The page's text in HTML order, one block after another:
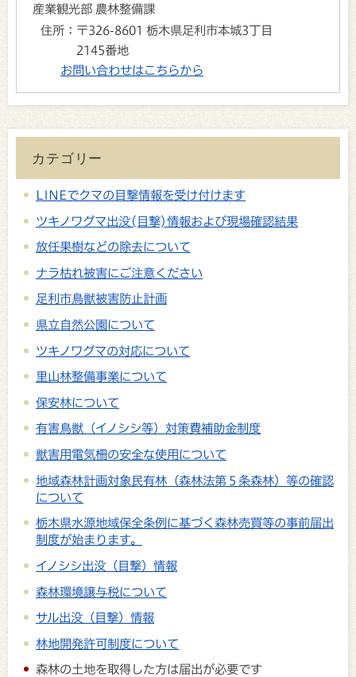
産業観光部 農林整備課
住所： 〒326-8601 栃木県足利市本城3丁目
2145番地
お問い合わせはこちらから
カテゴリー
LINEでクマの目撃情報を受け付けます
ツキノワグマ出没(目撃)情報および現場確認結果
放任果樹などの除去について
ナラ枯れ被害にご注意ください
足利市鳥獣被害防止計画
県立自然公園について
ツキノワグマの対応について
里山林整備事業について
保安林について
有害鳥獣（イノシシ等）対策費補助金制度
獣害用電気柵の安全な使用について
地域森林計画対象民有林（森林法第５条森林）等の確認
について
栃木県水源地域保全条例に基づく森林売買等の事前届出
制度が始まります。
イノシシ出没（目撃）情報
森林環境譲与税について
サル出没（目撃）情報
林地開発許可制度について
森林の土地を取得した方は届出が必要です